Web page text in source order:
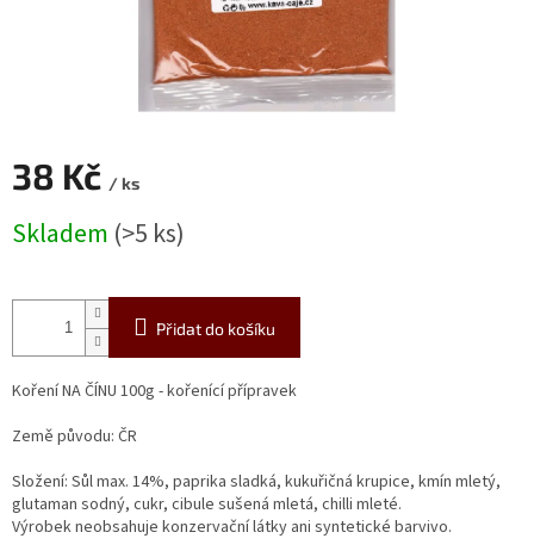
38 Kč / ks
cena:
Skladem (>5 ks)
Přidat do košíku
Koření NA ČÍNU 100g - kořenící přípravek
Země původu: ČR
Složení: Sůl max. 14%, paprika sladká, kukuřičná krupice, kmín mletý,
glutaman sodný, cukr, cibule sušená mletá, chilli mleté.
Výrobek neobsahuje konzervační látky ani syntetické barvivo.